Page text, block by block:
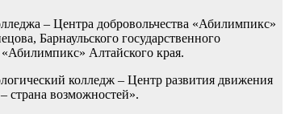
– Центра добровольчества «Абилимпикс»
Барнаульского государственного
Алтайского края.
колледж – Центр развития движения
страна возможностей».